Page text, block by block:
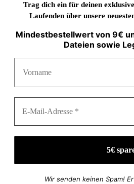
Trag dich ein für deinen
Laufenden über unsere
Mindestbestellwert von 9€
Dateien sowie
Wir senden keinen Spam!